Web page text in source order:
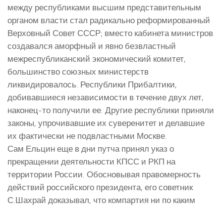
между республиками высшим представительным
органом власти стал радикально реформированный
Верховный Совет СССР; вместо кабинета министров
создавался аморфный и явно безвластный
межреспубликанский экономический комитет,
большинство союзных министерств
ликвидировалось. Республики Прибалтики,
добивавшиеся независимости в течение двух лет,
наконец-то получили ее. Другие республики приняли
законы, упрочивавшие их суверенитет и делавшие
их фактически не подвластными Москве.
Сам Ельцин еще в дни путча принял указ о
прекращении деятельности КПСС и РКП на
территории России. Обосновывая правомерность
действий российского президента, его советник
С.Шахрай доказывал, что компартия ни по каким